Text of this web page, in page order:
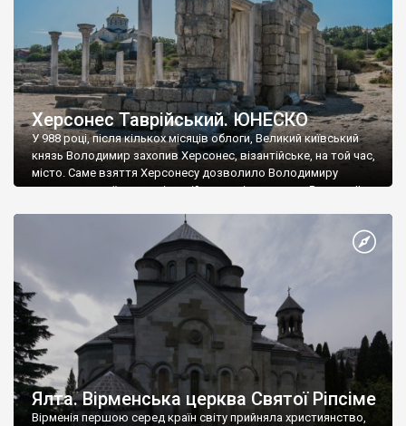
Херсонес Таврійський. ЮНЕСКО
У 988 році, після кількох місяців облоги, Великий київський
князь Володимир захопив Херсонес, візантійське, на той час,
місто. Саме взяття Херсонесу дозволило Володимиру
диктувати свої умови візантійському імператору Василю ІІ, та
Херсонесі Володимир-язичник, став Василем-християнином.
А потім було Хрещення Русі. На честь Херсонесу Таврійського
Ялта. Вірменська церква Святої Ріпсіме
Вірменія першою серед країн світу прийняла християнство,